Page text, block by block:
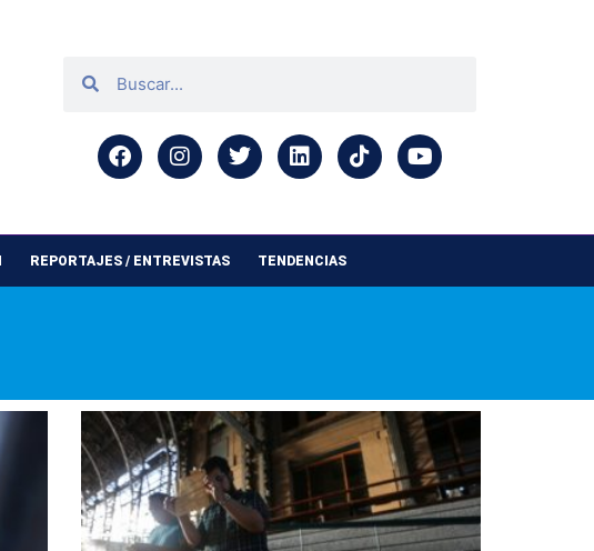
REPORTAJES / ENTREVISTAS TENDENCIAS